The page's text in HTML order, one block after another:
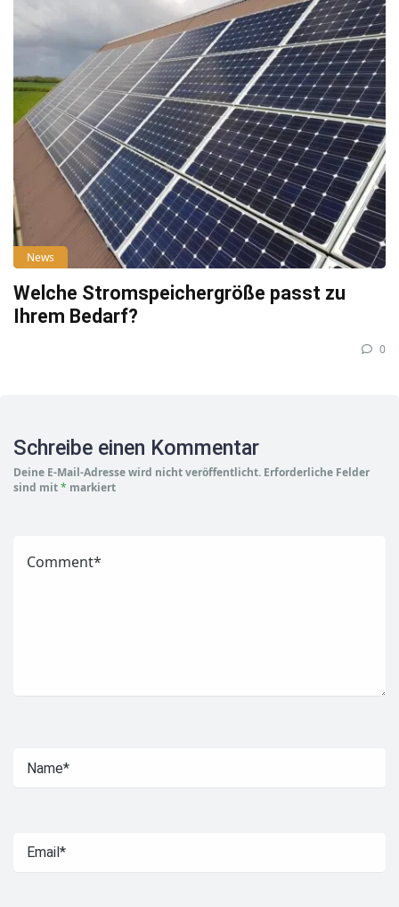
News
Welche Stromspeichergröße passt zu
Ihrem Bedarf?
0
Schreibe einen Kommentar
Deine E-Mail-Adresse wird nicht veröffentlicht. Erforderliche Felder
sind mit* markiert